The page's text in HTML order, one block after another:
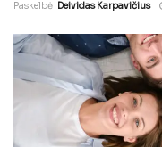
Paskelbė Deividas Karpavičius